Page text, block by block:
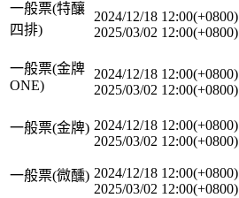
一般票(特釀
四排)
2024/12/18 12:00(+0800)
2025/03/02 12:00(+0800)
一般票(金牌
ONE)
2024/12/18 12:00(+0800)
2025/03/02 12:00(+0800)
一般票(金牌) 2024/12/18 12:00(+0800)
2025/03/02 12:00(+0800)
一般票(微醺) 2024/12/18 12:00(+0800)
2025/03/02 12:00(+0800)